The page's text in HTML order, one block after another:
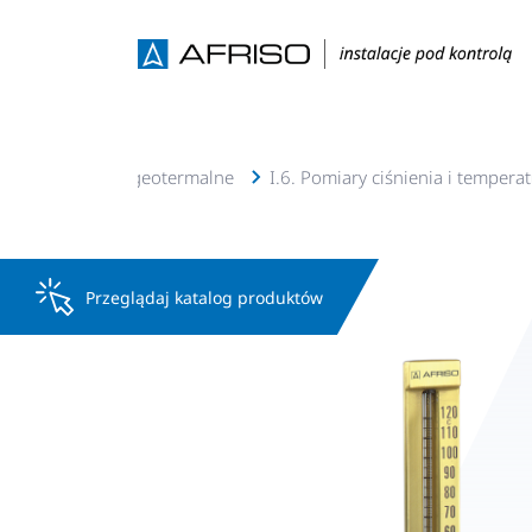
c.w.u, solarne, geotermalne I.6. Pomiary ciśnienia i
Przeglądaj katalog produktów